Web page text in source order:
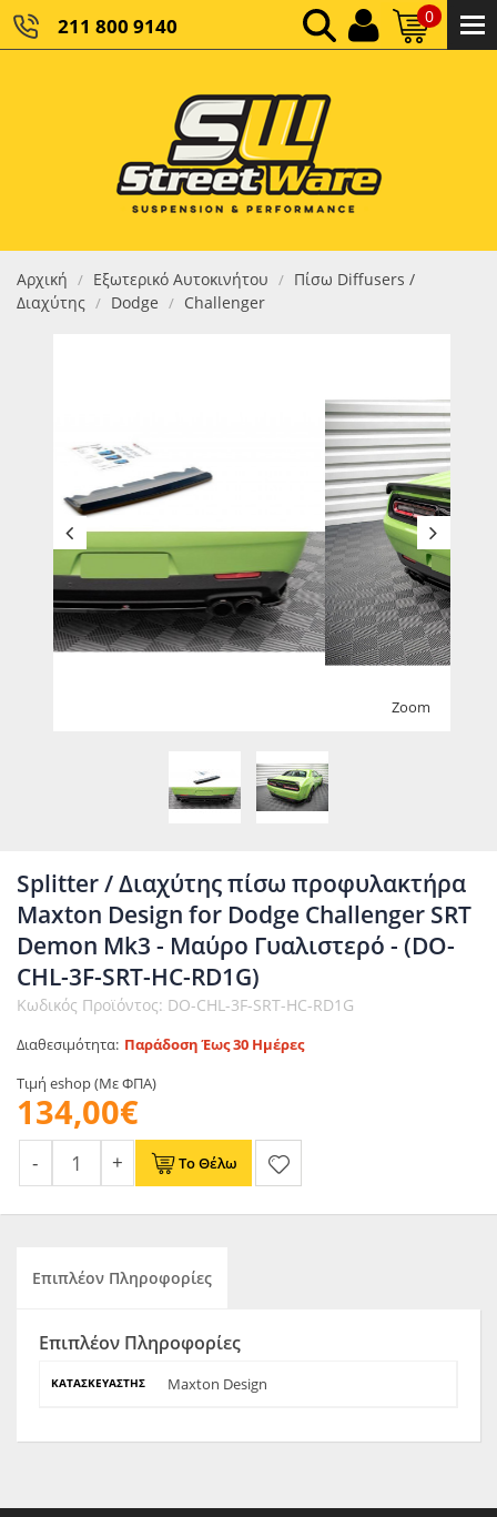
211 800 9140 0
ΚΑΘΑΡΌ ΣΎΝΟΛΟ:
ΤΕΛΙΚΌ ΣΎΝΟΛΟ:0,00 €
Αρχική / Εξωτερικό Αυτοκινήτου / Πίσω Diffusers /
Διαχύτης / Dodge / Challenger
Zoom
Splitter / Διαχύτης πίσω προφυλακτήρα
Maxton Design for Dodge Challenger SRT
Demon Mk3 - Μαύρο Γυαλιστερό - (DO-
CHL-3F-SRT-HC-RD1G)
Κωδικός Προϊόντος: DO-CHL-3F-SRT-HC-RD1G
Διαθεσιμότητα: Παράδοση Έως 30 Ημέρες
Τιμή eshop (Με ΦΠΑ)
134,00€
Το Θέλω
Επιπλέον Πληροφορίες
Επιπλέον Πληροφορίες
ΚΑΤΑΣΚΕΥΑΣΤΉΣ Maxton Design